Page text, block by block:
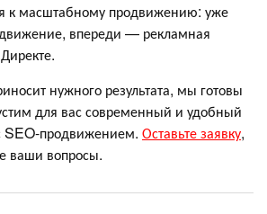
к масштабному продвижению: уже
впереди — рекламная
нужного результата, мы готовы
для вас современный и удобный
SEO-продвижением. Оставьте заявку,
ваши вопросы.